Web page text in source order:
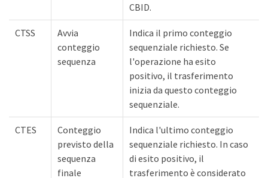
CBID.
CTSS
Avvia
conteggio
sequenza
Indica il primo conteggio
sequenziale richiesto. Se
l'operazione ha esito
positivo, il trasferimento
inizia da questo conteggio
sequenziale.
CTES
Conteggio
previsto della
sequenza
finale
Indica l'ultimo conteggio
sequenziale richiesto. In caso
di esito positivo, il
trasferimento è considerato